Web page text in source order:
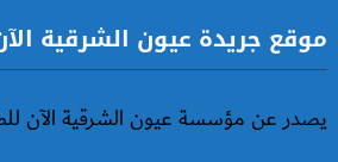
موقع جريدة عيون الشرقية
يصدر عن مؤسسة عيون الشرقية الآن